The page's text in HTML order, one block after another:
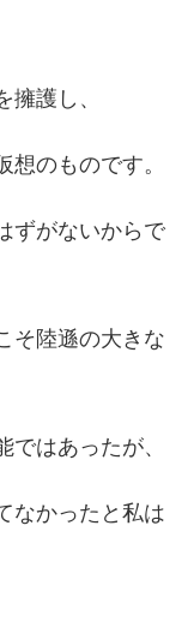
擁護し、
のものです。
ずがないからで
そ陸遜の大きな
はあったが、
なかったと私は